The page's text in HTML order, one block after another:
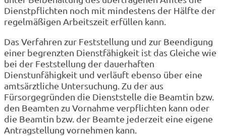
Dienstpflichten noch mit mindestens der Hälfte der
regelmäßigen Arbeitszeit erfüllen kann.
Das Verfahren zur Feststellung und zur Beendigung
einer begrenzten Dienstfähigkeit ist das Gleiche wie
bei der Feststellung der dauerhaften
Dienstunfähigkeit und verläuft ebenso über eine
amtsärztliche Untersuchung. Zu der aus
Fürsorgegründen die Dienststelle die Beamtin bzw.
den Beamten zu Vornahme verpflichten kann oder
die Beamtin bzw. der Beamte jederzeit eine eigene
Antragstellung vornehmen kann.